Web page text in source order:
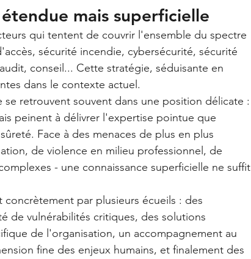
mais superficielle
qui tentent de couvrir l'ensemble du spectre
sécurité incendie, cybersécurité, sécurité
conseil... Cette stratégie, séduisante en
dans le contexte actuel.
retrouvent souvent dans une position délicate :
peinent à délivrer l'expertise pointue que
Face à des menaces de plus en plus
de violence en milieu professionnel, de
- une connaissance superficielle ne suffit
par plusieurs écueils : des
de vulnérabilités critiques, des solutions
de l'organisation, un accompagnement au
fine des enjeux humains, et finalement des